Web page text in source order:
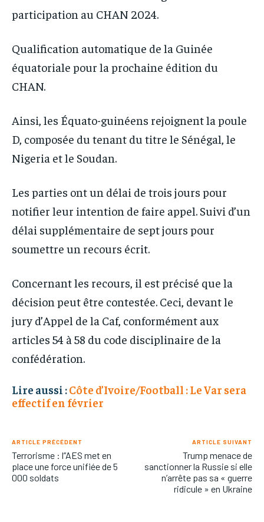
participation au CHAN 2024.
Qualification automatique de la Guinée
équatoriale pour la prochaine édition du
CHAN.
Ainsi, les Équato-guinéens rejoignent la poule
D, composée du tenant du titre le Sénégal, le
Nigeria et le Soudan.
Les parties ont un délai de trois jours pour
notifier leur intention de faire appel. Suivi d’un
délai supplémentaire de sept jours pour
soumettre un recours écrit.
Concernant les recours, il est précisé que la
décision peut être contestée. Ceci, devant le
jury d’Appel de la Caf, conformément aux
articles 54 à 58 du code disciplinaire de la
confédération.
Lire aussi :Côte d’Ivoire/Football : Le Var sera
effectif en février
ARTICLE PRÉCÉDENT
Terrorisme : l’’AES met en
place une force unifiée de 5
000 soldats
ARTICLE SUIVANT
Trump menace de
sanctionner la Russie si elle
n’arrête pas sa « guerre
ridicule » en Ukraine